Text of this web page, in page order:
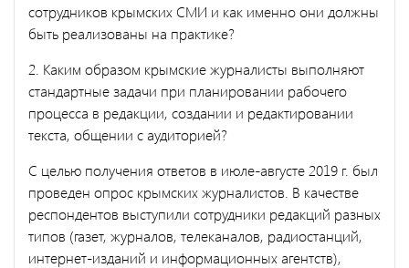
сотрудников крымских СМИ и как именно они должны
быть реализованы на практике?
2. Каким образом крымские журналисты выполняют
стандартные задачи при планировании рабочего
процесса в редакции, создании и редактировании
текста, общении с аудиторией?
С целью получения ответов в июле-августе 2019 г. был
проведен опрос крымских журналистов. В качестве
респондентов выступили сотрудники редакций разных
типов (газет, журналов, телеканалов, радиостанций,
интернет-изданий и информационных агентств),